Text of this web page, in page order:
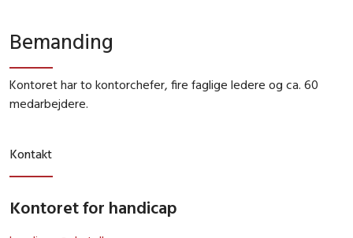
Bemanding
Kontoret har to kontorchefer, fire faglige ledere og ca. 60
medarbejdere.
Kontakt
Kontoret for handicap